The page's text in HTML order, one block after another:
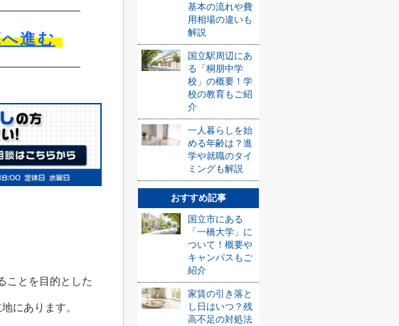
進む
ことを目的とした
にあります。
基本の流れや費
用相場の違いも
解説
国立駅周辺にあ
る「桐朋中学
校」の概要！学
校の教育もご紹
介
一人暮らしを始
める年齢は？進
学や就職のタイ
ミングも解説
おすすめ記事
国立市にある
「一橋大学」に
ついて！概要や
キャンパスもご
紹介
家賃の引き落と
し日はいつ？残
高不足の対処法